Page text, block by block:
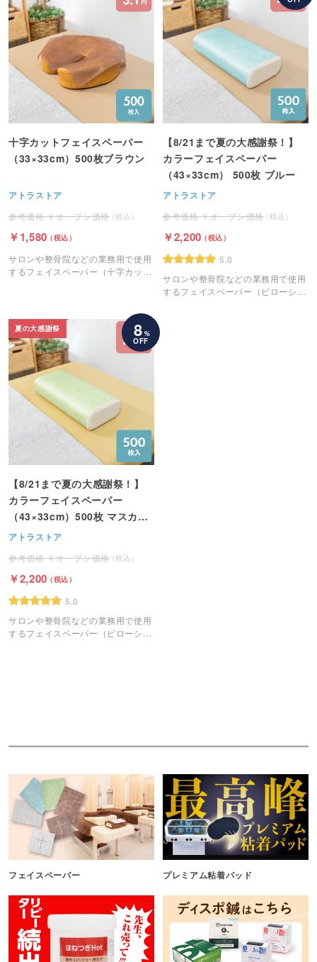
十字カットフェイスペーパー
（33×33cm）500枚ブラウン
アトラストア
オープン価格
1,580
サロンや整骨院などの業務用で使用
するフェイスペーパー（十字カッ
【8/21まで夏の大感謝祭！】
カラーフェイスペーパー
（43×33cm） 500枚 ブルー
アトラストア
オープン価格
2,200
5.0
サロンや整骨院などの業務用で使用
するフェイスペーパー（ピローシー
【8/21まで夏の大感謝祭！】
カラーフェイスペーパー
（43×33cm）500枚 マスカッ
ト
アトラストア
オープン価格
2,200
5.0
サロンや整骨院などの業務用で使用
するフェイスペーパー（ピローシー
夏の大感謝祭 8 %
OFF
フェイスペーパー プレミアム粘着パッド